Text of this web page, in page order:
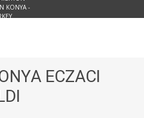
KONYA -
ECZACI